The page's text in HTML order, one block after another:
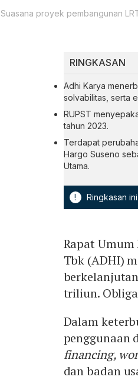
Suasana proyek pembangunan
RINGKASAN
Adhi Karya
solvabilitas, serta
RUPST
tahun 2023.
Terdapat
Hargo Suseno
Utama.
! Ringkasan
Rapat Umum
Tbk (ADHI)
triliun.
Dalam
penggunaan
financing,
dan badan